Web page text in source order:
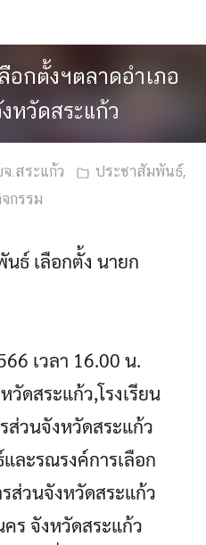
อกตั้งฯตลาดอำเภอ
หวัดสระแก้ว
.สระแก้ว ประชาสัมพันธ์,
กรรม
ธ์ เลือกตั้ง นายก
เวลา 16.00 น.
ดสระแก้ว,โรงเรียน
ส่วนจังหวัดสระแก้ว
ละรณรงค์การเลือก
ส่วนจังหวัดสระแก้ว
ร จังหวัดสระแก้ว